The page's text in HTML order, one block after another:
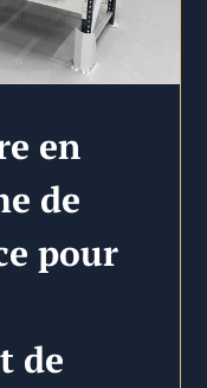
en
de
pour
de